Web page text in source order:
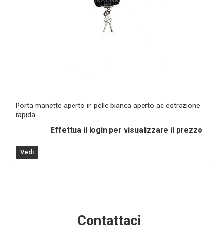
Porta manette aperto in pelle bianca aperto ad estrazione
rapida
Effettua il login per visualizzare il prezzo
Vedi
Contattaci